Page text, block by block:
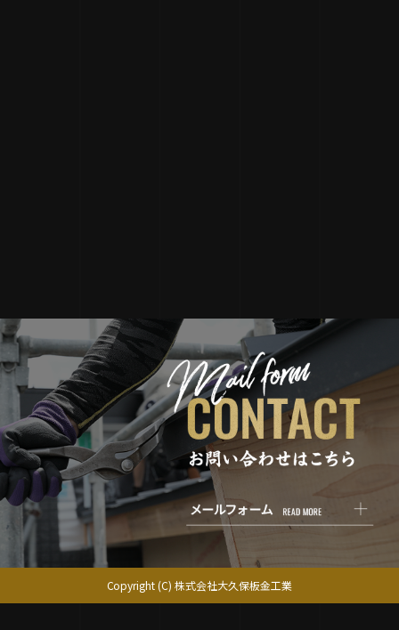
Copyright (C) 株式会社大久保板金工業